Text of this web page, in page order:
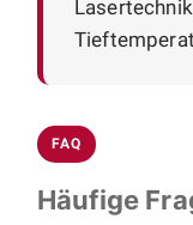
FAQ
Häufige